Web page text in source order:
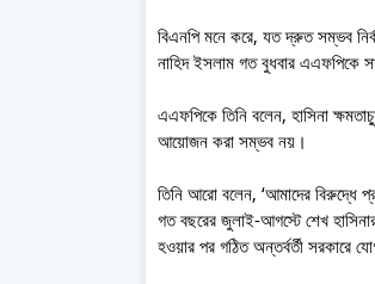
বিএনপি মনে করে, যত দ্রুত সম্ভব
নাহিদ ইসলাম গত বুধবার এএফপিকে
এএফপিকে তিনি বলেন, হাসিনা
আয়োজন করা সম্ভব নয়।
তিনি আরো বলেন, ‘আমাদের বিরুদ্ধে
গত বছরের জুলাই-আগস্টে শেখ
হওয়ার পর গঠিত অন্তর্বর্তী সরকারে